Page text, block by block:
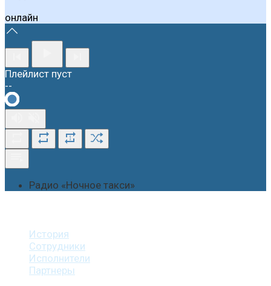
онлайн
Плейлист пуст
--
1
Радио «Ночное такси»
История
Сотрудники
Исполнители
Партнеры